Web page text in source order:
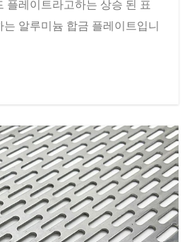
플레이트라고하는 상승 된 표
알루미늄 합금 플레이트입니